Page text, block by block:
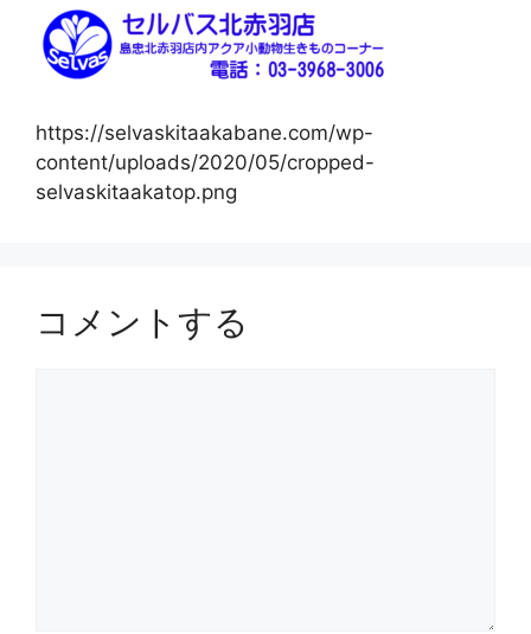
https://selvaskitaakabane.com/wp-
content/uploads/2020/05/cropped-
selvaskitaakatop.png
コメントする